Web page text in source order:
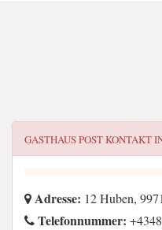
GASTHAUS POSTKONTAKT
Adresse: 12 Huben,
Telefonnummer: